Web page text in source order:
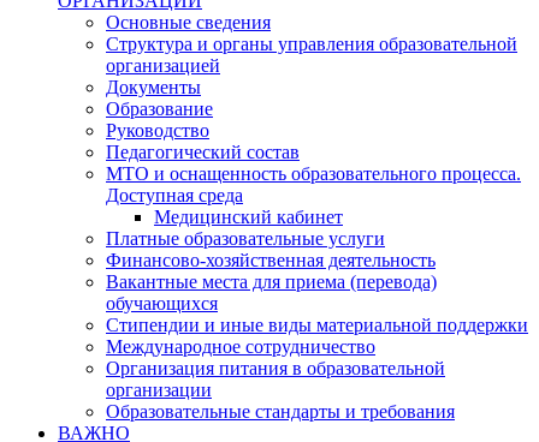
Основные сведения
Структура и органы управления образовательной
организацией
Документы
Образование
Руководство
Педагогический состав
МТО и оснащенность образовательного процесса.
Доступная среда
Медицинский кабинет
Платные образовательные услуги
Финансово-хозяйственная деятельность
Вакантные места для приема (перевода)
обучающихся
Стипендии и иные виды материальной поддержки
Международное сотрудничество
Организация питания в образовательной
организации
Образовательные стандарты и требования
ВАЖНО